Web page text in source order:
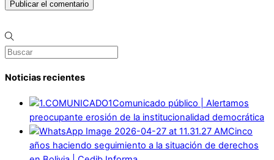
Noticias recientes
Comunicado público | Alertamos
preocupante erosión de la institucionalidad democrática
Cinco
años haciendo seguimiento a la situación de derechos